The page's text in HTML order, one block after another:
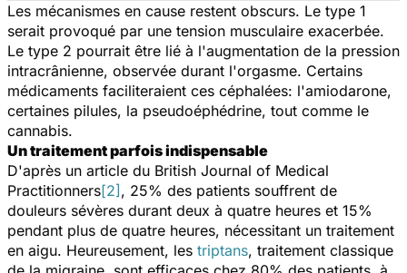
Les mécanismes en cause restent obscurs. Le type 1
serait provoqué par une tension musculaire exacerbée.
Le type 2 pourrait être lié à l'augmentation de la pression
intracrânienne, observée durant l'orgasme. Certains
médicaments faciliteraient ces céphalées: l'amiodarone,
certaines pilules, la pseudoéphédrine, tout comme le
cannabis.
Un traitement parfois indispensable
D'après un article du British Journal of Medical
Practitionners[2], 25% des patients souffrent de
douleurs sévères durant deux à quatre heures et 15%
pendant plus de quatre heures, nécessitant un traitement
en aigu. Heureusement, les triptans, traitement classique